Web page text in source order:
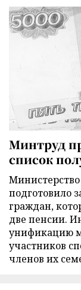
Минтруд
список
подготовило
граждан,
две пенсии.
унификацию
участников
членов их